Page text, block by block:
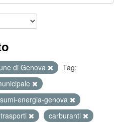
di Genova
Tag:
energia-genova
carburanti